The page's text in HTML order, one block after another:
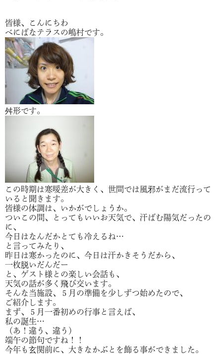
皆様、こんにちわ
べにばなテラスの嶋村です。
舛形です。
この時期は寒暖差が大きく、世間では風邪がまだ流行って
いると聞きます。
皆様の体調は、いかがでしょうか。
ついこの間、とってもいいお天気で、汗ばむ陽気だったの
に、
今日はなんだかとても冷えるね…
と言ってみたり、
昨日は寒かったのに、今日は汗かきそうだから、
一枚脱いだんだー
と、ゲスト様との楽しい会話も、
天気の話が多く飛び交います。
そんな当施設、５月の準備を少しずつ始めたので、
ご紹介します。
まず、５月一番初めの行事と言えば、
私の誕生…
（あ！違う、違う）
端午の節句ですね！！
今年も玄関前に、大きなかぶとを飾る事ができました。